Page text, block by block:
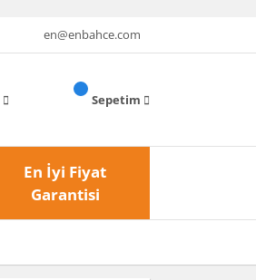
en@enbahce.com
Sepetim
En İyi Fiyat
Garantisi